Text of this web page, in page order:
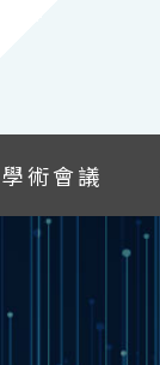
學術會議